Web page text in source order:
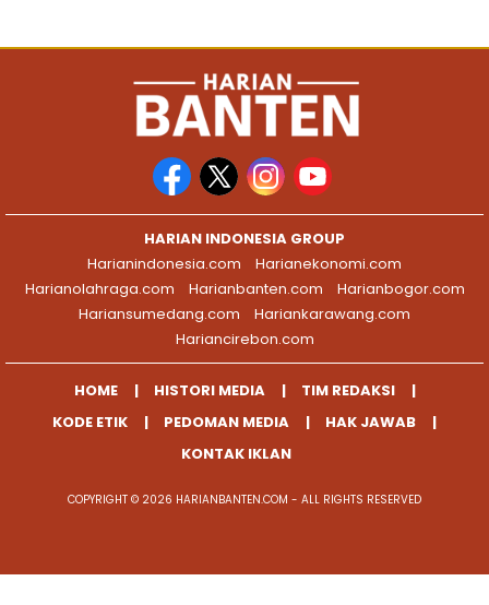
HARIAN INDONESIA GROUP
Harianindonesia.com
Harianekonomi.com
Harianolahraga.com
Harianbanten.com
Harianbogor.com
Hariansumedang.com
Hariankarawang.com
Hariancirebon.com
HOME HISTORI MEDIA
TIM REDAKSI
KODE ETIK
PEDOMAN MEDIA
HAK JAWAB
KONTAK IKLAN
COPYRIGHT © 2026 HARIANBANTEN.COM - ALL RIGHTS RESERVED